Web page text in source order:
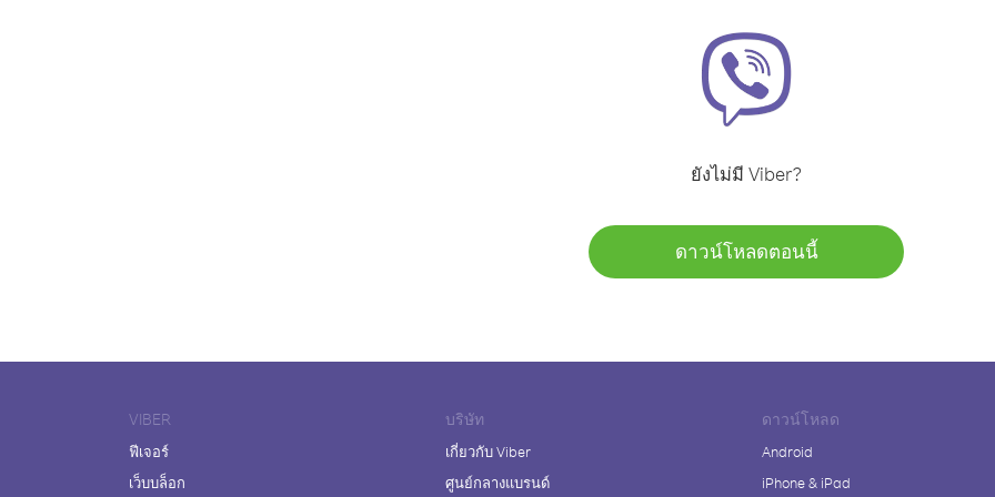
ยังไม่มี Viber?
ดาวน์โหลดตอนนี้
VIBER
ฟีเจอร์
เว็บบล็อก
บริษัท
เกี่ยวกับ Viber
ศูนย์กลางแบรนด์
ดาวน์โหลด
Android
iPhone & iPad